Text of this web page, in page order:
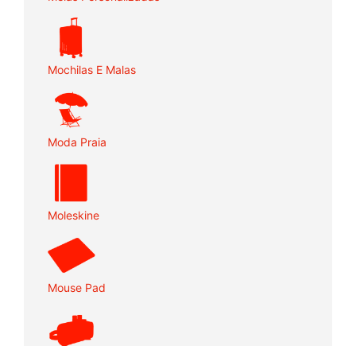
Mochilas E Malas
Moda Praia
Moleskine
Mouse Pad